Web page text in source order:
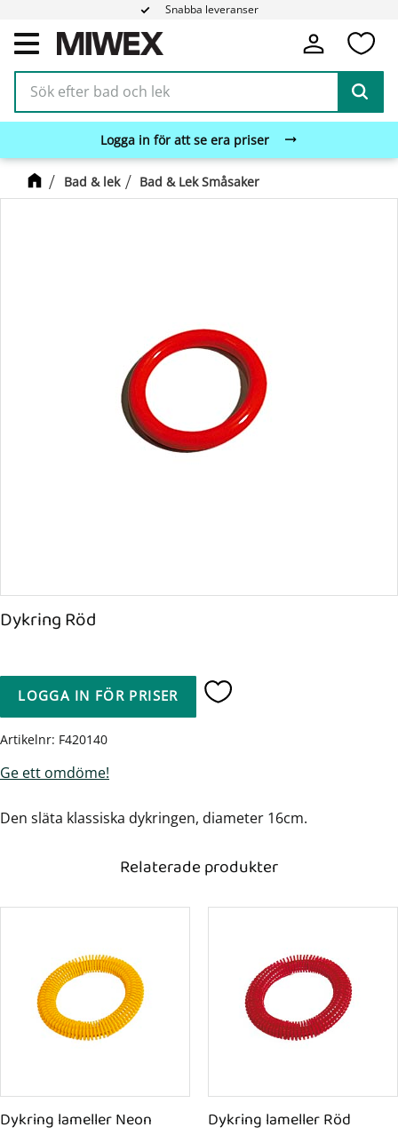
Meny
Snabba leveranser
Logga in för att se era priser
Bad & lek Bad & Lek Småsaker
Dykring Röd
LOGGA IN FÖR PRISER Lägg till i favoriter
Artikelnr F420140
Ge ett omdöme!
Den släta klassiska dykringen, diameter 16cm.
Relaterade produkter
Dykring lameller Neon Dykring lameller Röd